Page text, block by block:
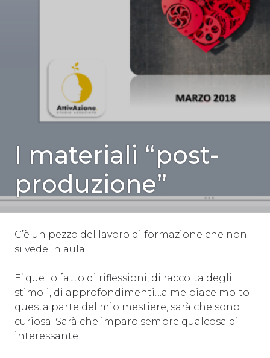
SENZA
CATEGORIA
I materiali “post-
produzione”
C’è un pezzo del lavoro di formazione che non
si vede in aula.
E’ quello fatto di riflessioni, di raccolta degli
stimoli, di approfondimenti…a me piace molto
questa parte del mio mestiere, sarà che sono
curiosa. Sarà che imparo sempre qualcosa di
interessante.